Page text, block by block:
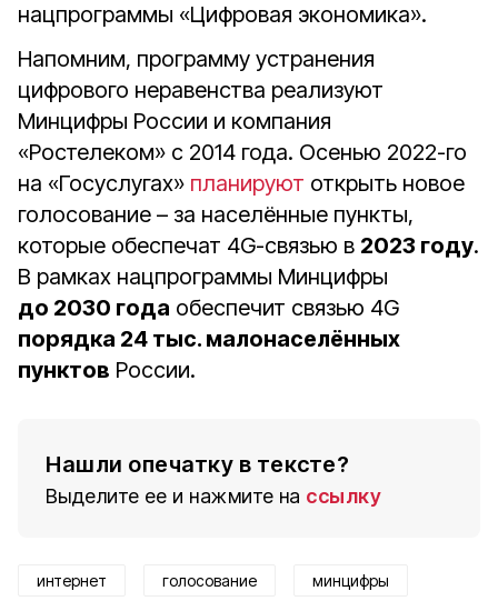
нацпрограммы «Цифровая экономика».
Напомним, программу устранения
цифрового неравенства реализуют
Минцифры России и компания
«Ростелеком» с 2014 года. Осенью 2022-го
на «Госуслугах» планируют открыть новое
голосование – за населённые пункты,
которые обеспечат 4G-связью в 2023 году.
В рамках нацпрограммы Минцифры
до 2030 года обеспечит связью 4G
порядка 24 тыс. малонаселённых
пунктов России.
Нашли опечатку в тексте?
Выделите ее и нажмите на ссылку
интернет голосование минцифры